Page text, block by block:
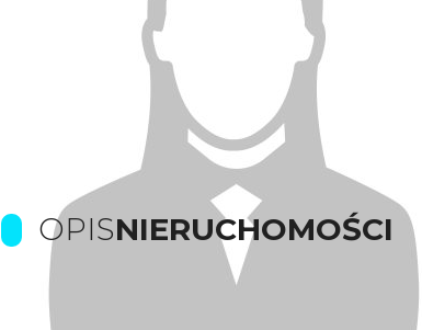
OPISNIERUCHOMOŚCI
Prowizje pokrywa Właściciel nieruchomosci